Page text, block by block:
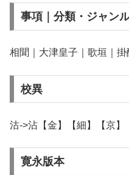
事項｜分類・ジャン
相聞｜大津皇子｜歌垣｜
校異
沽->沾【金】【細】【京】
寛永版本